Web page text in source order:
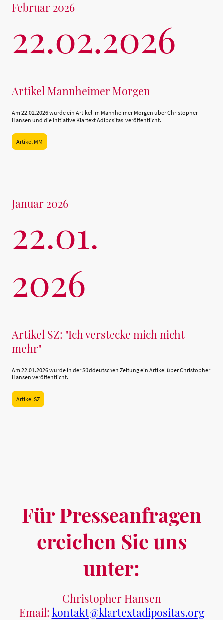
Februar 2026
22.02.2026
Artikel Mannheimer Morgen
Am 22.02.2026 wurde ein Artikel im Mannheimer Morgen über Christopher
Hansen und die Initiative Klartext Adipositas veröffentlicht.
Artikel MM
Januar 2026
22.01.
2026
Artikel SZ: "Ich verstecke mich nicht
mehr"
Am 22.01.2026 wurde in der Süddeutschen Zeitung ein Artikel über Christopher
Hansen veröffentlicht.
Artikel SZ
Für Presseanfragen
ereichen Sie uns
unter:
Christopher Hansen
Email:kontakt@klartextadipositas.org